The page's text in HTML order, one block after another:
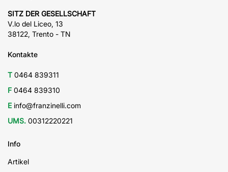
SITZ DER GESELLSCHAFT
V.lo del Liceo, 13
38122, Trento - TN
Kontakte
T 0464 839311
F 0464 839310
E info@franzinelli.com
UMS. 00312220221
Info
Artikel